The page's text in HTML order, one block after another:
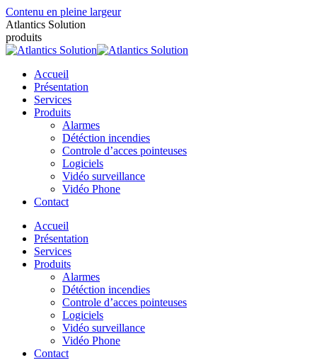
Contenu en pleine largeur
Atlantics Solution
produits
Accueil
Présentation
Services
Produits
Alarmes
Détéction incendies
Controle d’acces pointeuses
Logiciels
Vidéo surveillance
Vidéo Phone
Contact
Accueil
Présentation
Services
Produits
Alarmes
Détéction incendies
Controle d’acces pointeuses
Logiciels
Vidéo surveillance
Vidéo Phone
Contact